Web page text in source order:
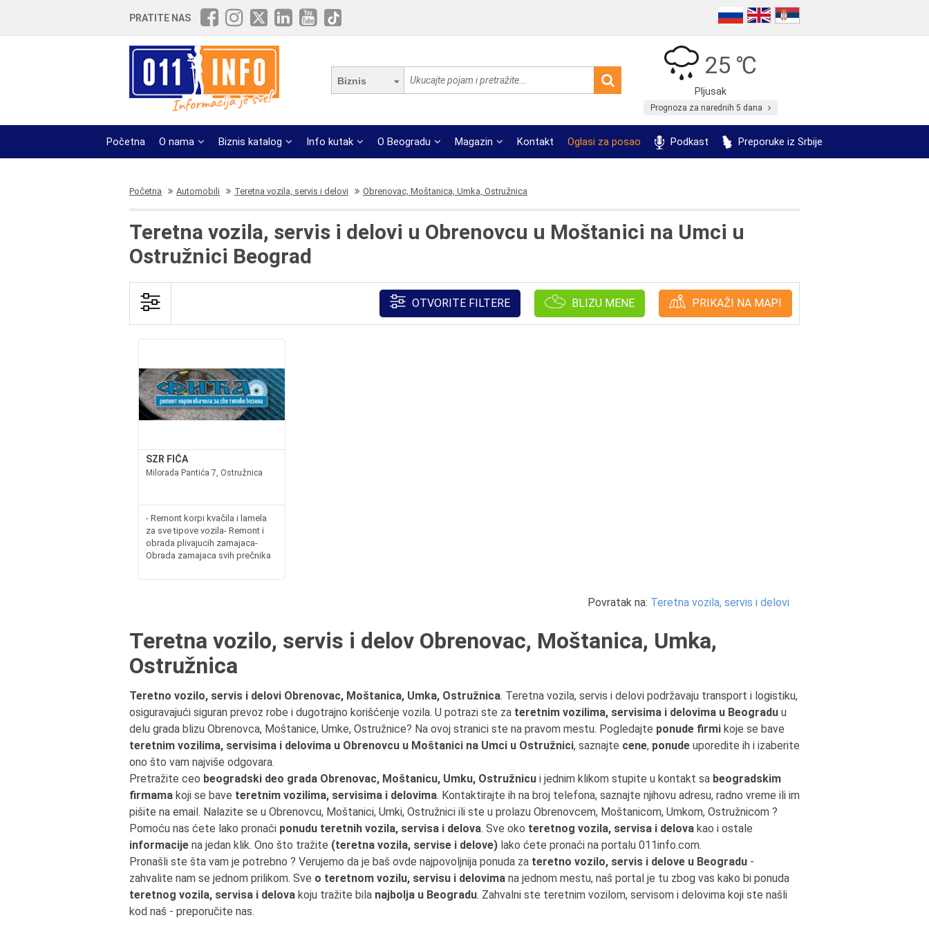
PRATITE NAS
Biznis
25 ℃
Pljusak
Prognoza za narednih 5 dana
Početna O nama Biznis katalog Info kutak O Beogradu Magazin Kontakt Oglasi za posao Podkast Preporuke iz Srbije
Početna Automobili Teretna vozila, servis i delovi Obrenovac, Moštanica, Umka, Ostružnica
Teretna vozila, servis i delovi u Obrenovcu u Moštanici na Umci u
Ostružnici Beograd
OTVORITE FILTERE BLIZU MENE PRIKAŽI NA MAPI
SZR FIĆA
Milorada Pantića 7, Ostružnica
- Remont korpi kvačila i lamela
za sve tipove vozila- Remont i
obrada plivajucih zamajaca-
Obrada zamajaca svih prečnika
Povratak na: Teretna vozila, servis i delovi
Teretna vozilo, servis i delov Obrenovac, Moštanica, Umka,
Ostružnica
Teretno vozilo, servis i delovi Obrenovac, Moštanica, Umka, Ostružnica. Teretna vozila, servis i delovi podržavaju transport i logistiku,
osiguravajući siguran prevoz robe i dugotrajno korišćenje vozila. U potrazi ste za teretnim vozilima, servisima i delovima u Beogradu u
delu grada blizu Obrenovca, Moštanice, Umke, Ostružnice? Na ovoj stranici ste na pravom mestu. Pogledajte ponude firmi koje se bave
teretnim vozilima, servisima i delovima u Obrenovcu u Moštanici na Umci u Ostružnici, saznajte cene, ponude uporedite ih i izaberite
ono što vam najviše odgovara.
Pretražite ceo beogradski deo grada Obrenovac, Moštanicu, Umku, Ostružnicu i jednim klikom stupite u kontakt sa beogradskim
firmama koji se bave teretnim vozilima, servisima i delovima. Kontaktirajte ih na broj telefona, saznajte njihovu adresu, radno vreme ili im
pišite na email. Nalazite se u Obrenovcu, Moštanici, Umki, Ostružnici ili ste u prolazu Obrenovcem, Moštanicom, Umkom, Ostružnicom ?
Pomoću nas ćete lako pronaći ponudu teretnih vozila, servisa i delova. Sve oko teretnog vozila, servisa i delova kao i ostale
informacije na jedan klik. Ono što tražite (teretna vozila, servise i delove) lako ćete pronaći na portalu 011info.com.
Pronašli ste šta vam je potrebno ? Verujemo da je baš ovde najpovoljnija ponuda za teretno vozilo, servis i delove u Beogradu -
zahvalite nam se jednom prilikom. Sve o teretnom vozilu, servisu i delovima na jednom mestu, naš portal je tu zbog vas kako bi ponuda
teretnog vozila, servisa i delova koju tražite bila najbolja u Beogradu. Zahvalni ste teretnim vozilom, servisom i delovima koji ste našli
kod naš - preporučite nas.